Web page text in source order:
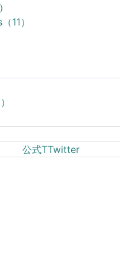
11）
公式TTwitter